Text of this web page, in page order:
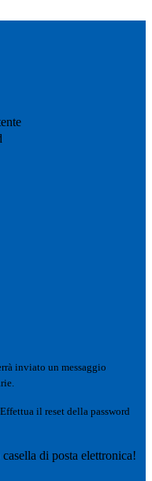
inviato un messaggio
il reset della password
di posta elettronica!